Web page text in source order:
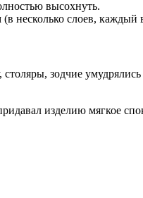
высохнуть.
(в несколько слоев,
зодчие
изделию мягкое